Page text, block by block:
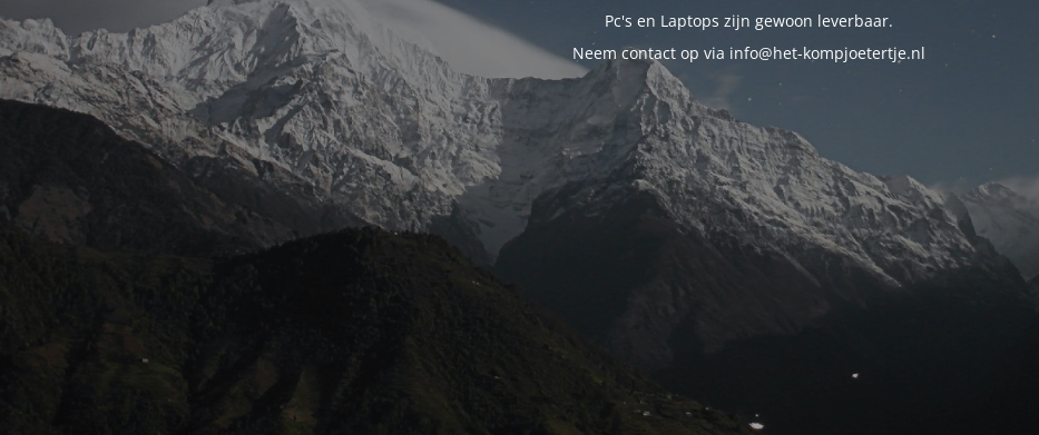
Pc's en Laptops zijn gewoon leverbaar.
Neem contact op via info@het-kompjoetertje.nl